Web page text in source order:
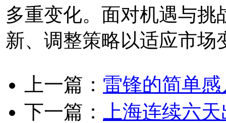
多重变化。面对机遇与
新、调整策略以适应市场
上一篇： 雷锋的简单
下一篇：
上海连续六